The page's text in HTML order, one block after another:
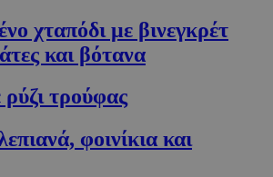
χταπόδι με βινεγκρέτ
και βότανα
τρούφας
φοινίκια και